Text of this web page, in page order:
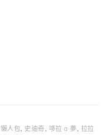
人包, 史迪奇, 哆拉 a 夢, 拉拉